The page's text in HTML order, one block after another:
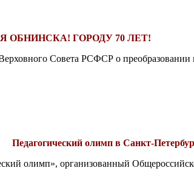
ОБНИНСКА! ГОРОДУ 70 ЛЕТ!
Совета РСФСР о преобразовании
Педагогический олимп в Санкт-
олимп», организованный